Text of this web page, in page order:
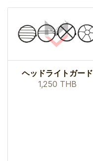
ヘッドライトガード
1,250 THB